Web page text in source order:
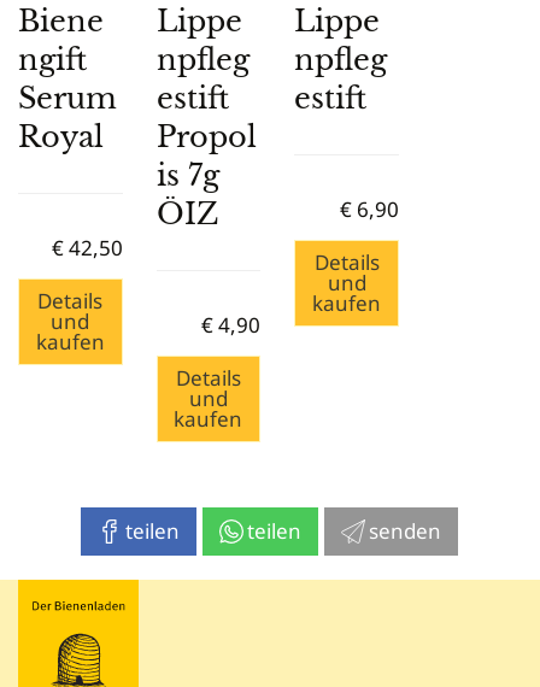
Biene
ngift
Serum
Royal
€42,50
Details
und
kaufen
Lippe
npfleg
estift
Propol
is 7g
ÖIZ
€4,90
Details
und
kaufen
Lippe
npfleg
estift
€ 6,90
Details
und
kaufen
teilen teilen senden